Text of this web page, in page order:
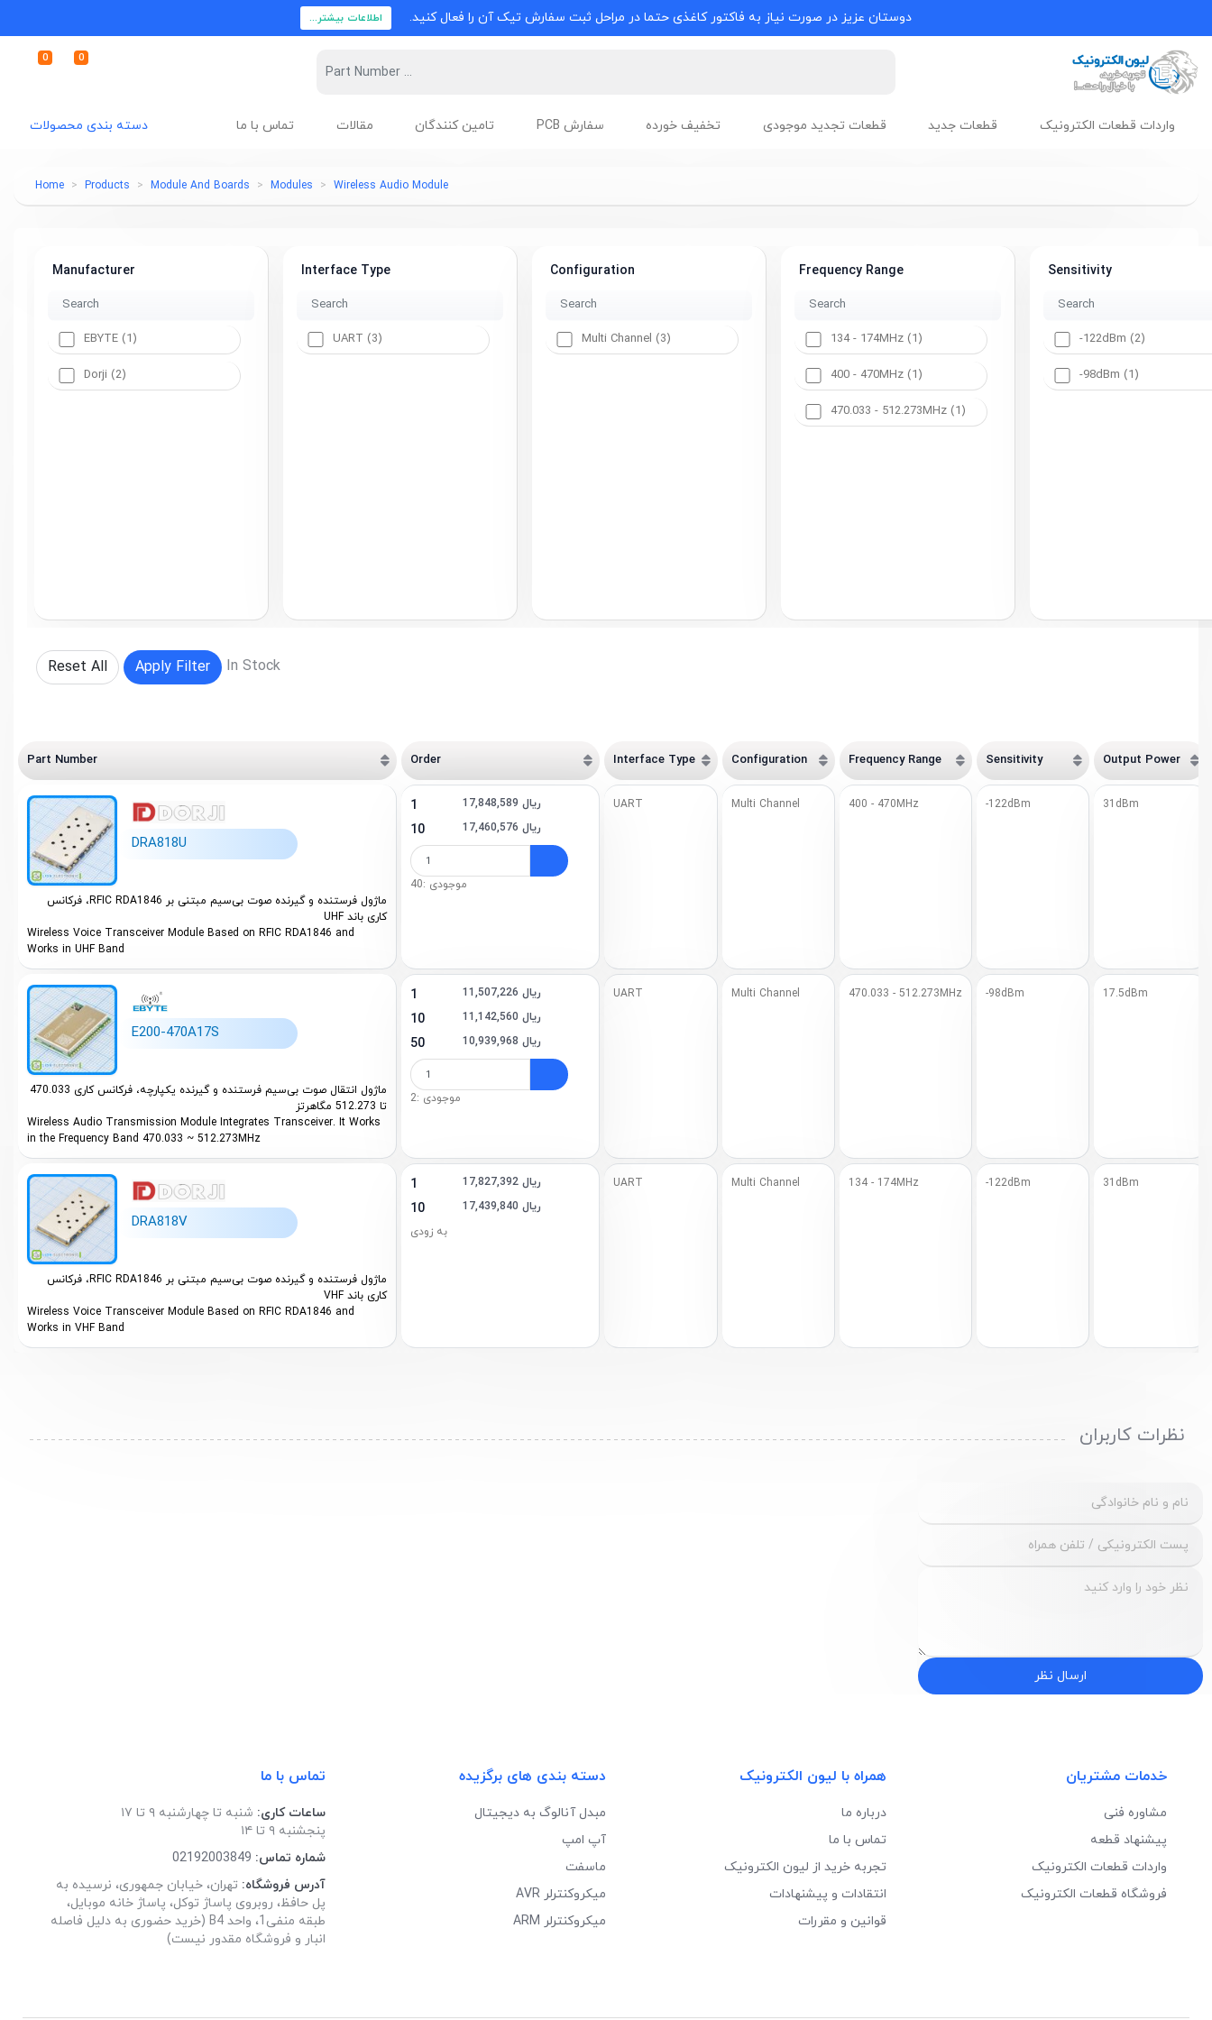
دوستان عزیز در صورت نیاز به فاکتور کاغذی حتما در مراحل ثبت سفارش تیک آن را فعال کنید. اطلاعات بیشتر...
0 0
دسته بندی محصولات واردات قطعات الکترونیک قطعات جدید قطعات تجدید موجودی تخفیف خورده سفارش PCB تامین کنندگان مقالات تماس با ما
Home Products Module And Boards Modules Wireless Audio Module
Manufacturer
EBYTE (1)
Dorji (2)
Interface Type
UART (3)
Configuration
Multi Channel (3)
Frequency Range
134 - 174MHz (1)
400 - 470MHz (1)
470.033 - 512.273MHz (1)
Sensitivity
-122dBm (2)
-98dBm (1)
Reset All Apply Filter In Stock
Part Number Order Interface Type Configuration Frequency Range Sensitivity Output Power
DRA818U
ماژول فرستنده و گیرنده صوت بی‌سیم مبتنی بر RFIC RDA1846، فرکانس
کاری باند UHF
Wireless Voice Transceiver Module Based on RFIC RDA1846 and
Works in UHF Band
1 17,848,589 ریال
10 17,460,576 ریال
موجودی :40
UART Multi Channel 400 - 470MHz -122dBm 31dBm
E200-470A17S
ماژول انتقال صوت بی‌سیم فرستنده و گیرنده یکپارچه، فرکانس کاری 470.033
تا 512.273 مگاهرتز
Wireless Audio Transmission Module Integrates Transceiver. It Works
in the Frequency Band 470.033 ~ 512.273MHz
1 11,507,226 ریال
10 11,142,560 ریال
50 10,939,968 ریال
موجودی :2
UART Multi Channel 470.033 - 512.273MHz -98dBm 17.5dBm
DRA818V
ماژول فرستنده و گیرنده صوت بی‌سیم مبتنی بر RFIC RDA1846، فرکانس
کاری باند VHF
Wireless Voice Transceiver Module Based on RFIC RDA1846 and
Works in VHF Band
1 17,827,392 ریال
10
17,439,840 ریال
به زودی
UART Multi Channel 134 - 174MHz -122dBm 31dBm
نظرات کاربران
ارسال نظر
خدمات مشتریان
مشاوره فنی
پیشنهاد قطعه
واردات قطعات الکترونیک
فروشگاه قطعات الکترونیک
همراه با لیون الکترونیک
درباره ما
تماس با ما
تجربه خرید از لیون الکترونیک
انتقادات و پیشنهادات
قوانین و مقررات
دسته بندی های برگزیده
مبدل آنالوگ به دیجیتال
آپ امپ
ماسفت
میکروکنترلر AVR
میکروکنترلر ARM
تماس با ما
ساعات کاری: شنبه تا چهارشنبه ۹ تا ۱۷
پنجشنبه ۹ تا ۱۴
شماره تماس: 02192003849
آدرس فروشگاه: تهران، خیابان جمهوری، نرسیده به
پل حافظ، روبروی پاساژ توکل، پاساژ خانه موبایل،
طبقه منفی1، واحد B4 (خرید حضوری به دلیل فاصله
انبار و فروشگاه مقدور نیست)